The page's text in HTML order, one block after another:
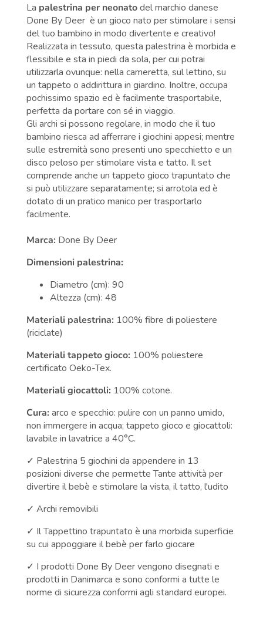
La palestrina per neonatodel marchio danese
Done By Deer è un gioco nato per stimolare i sensi
del tuo bambino in modo divertente e creativo!
Realizzata in tessuto, questa palestrina è morbida e
flessibile e sta in piedi da sola, per cui potrai
utilizzarla ovunque: nella cameretta, sul lettino, su
un tappeto o addirittura in giardino. Inoltre, occupa
pochissimo spazio ed è facilmente trasportabile,
perfetta da portare con sé in viaggio.
Gli archi si possono regolare, in modo che il tuo
bambino riesca ad afferrare i giochini appesi; mentre
sulle estremità sono presenti uno specchietto e un
disco peloso per stimolare vista e tatto. Il set
comprende anche un tappeto gioco trapuntato che
si può utilizzare separatamente; si arrotola ed è
dotato di un pratico manico per trasportarlo
facilmente.
Marca: Done By Deer
Dimensioni palestrina:
Diametro (cm): 90
Altezza (cm): 48
Materiali palestrina: 100% fibre di poliestere
(riciclate)
Materiali tappeto gioco: 100% poliestere
certificato Oeko-Tex.
Materiali giocattoli: 100% cotone.
Cura: arco e specchio: pulire con un panno umido,
non immergere in acqua; tappeto gioco e giocattoli:
lavabile in lavatrice a 40°C.
✓ Palestrina 5 giochini da appendere in 13
posizioni diverse che permette Tante attività per
divertire il bebè e stimolare la vista, il tatto, l'udito
✓ Archi removibili
✓ Il Tappettino trapuntato è una morbida superficie
su cui appoggiare il bebè per farlo giocare
✓ I prodotti Done By Deer vengono disegnati e
prodotti in Danimarca e sono conformi a tutte le
norme di sicurezza conformi agli standard europei.